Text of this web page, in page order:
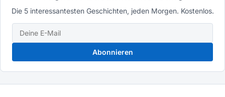
Die 5 interessantesten Geschichten, jeden Morgen. Kostenlos.
Abonnieren